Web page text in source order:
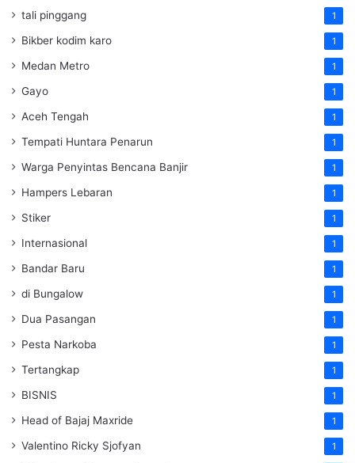
tali pinggang 1
Bikber kodim karo 1
Medan Metro 1
Gayo 1
Aceh Tengah 1
Tempati Huntara Penarun 1
Warga Penyintas Bencana Banjir 1
Hampers Lebaran 1
Stiker 1
Internasional 1
Bandar Baru 1
di Bungalow 1
Dua Pasangan 1
Pesta Narkoba 1
Tertangkap 1
BISNIS 1
Head of Bajaj Maxride 1
Valentino Ricky Sjofyan 1